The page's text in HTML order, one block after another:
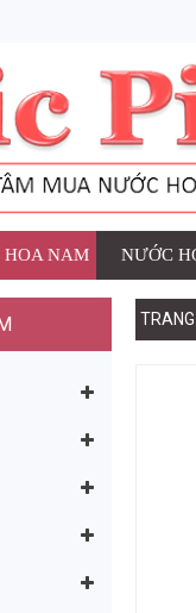
HOA NAM NƯỚC
SẢN PHẨM ĐÃ
NƯỚC
Số
Giá: đ
TỤC MUA HÀNG
CÓ THỂ THÍCH
L'AIR DU TEMPS EDP 50ML